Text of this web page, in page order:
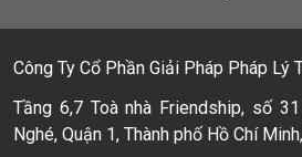
Công Ty Cổ Phần Giải Pháp Pháp Lý
Tầng 6,7 Toà nhà Friendship, số
Nghé, Quận 1, Thành phố Hồ Chí